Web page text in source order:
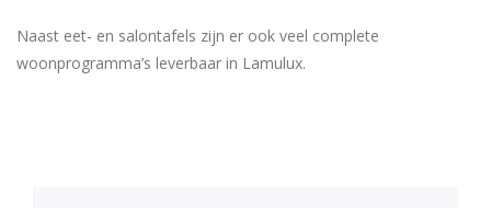
Naast eet- en salontafels zijn er ook veel complete
woonprogramma’s leverbaar in Lamulux.